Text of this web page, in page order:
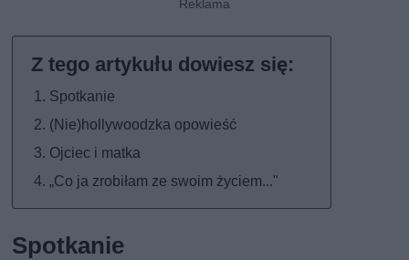
Spotkanie
(Nie)hollywoodzka opowieść
Ojciec i matka
„Co ja zrobiłam ze swoim życiem..."
Spotkanie